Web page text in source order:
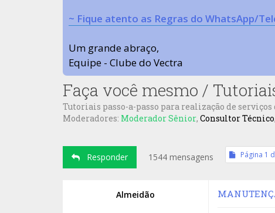
~ Fique atento as Regras do WhatsApp/
Um grande abraço,
Equipe - Clube do Vectra
Faça você mesmo /
Tutoriais passo-a-passo para realização de serviços
Moderadores: Moderador Sênior, Consultor Técnico,
Responder 1544 mensagens Página 1
Almeidão